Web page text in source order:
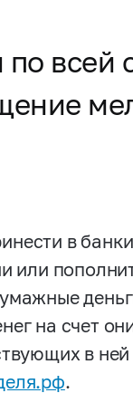
всей
в
или
на счет
в
.